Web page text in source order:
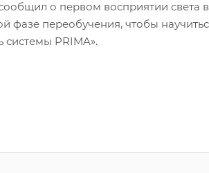
о первом восприятии света
фазе переобучения, чтобы
системы PRIMA».